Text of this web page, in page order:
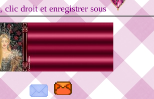
clic droit et enregistrer sous